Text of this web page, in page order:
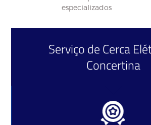
especializados
Serviço deCerca
Concertina